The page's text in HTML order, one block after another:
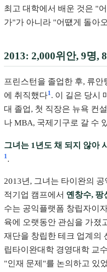
최고 대학에서 배운 것은 "
가"가 아니라 "어떖게 돌아
2013: 2,000위안, 9명,
프린스턴을 졸업한 후, 류
에 취직했다1 . 이 길은 당시
대 졸업, 첫 직장은 뉴욕 컨
나 MBA, 국제기구로 갈 수
그녀는 1년도 채 되지 않아
1.
2013년, 그녀는 타이완의
적기업 캠프에서 옌창수, 팡
수는 공익플랫폼 창립자이
육에 오랫동안 관심을 가졌
재단을 창립한 테크 업계의
립타이완대학 경영대학 교
"인재 문제"를 논의하고 있